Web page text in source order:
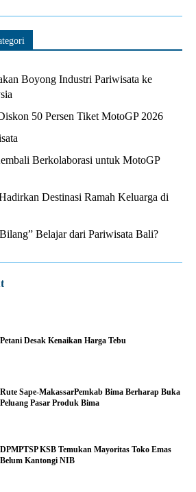
Boyong Industri Pariwisata ke
50 Persen Tiket MotoGP 2026
Berkolaborasi untuk MotoGP
Destinasi Ramah Keluarga di
Belajar dari Pariwisata Bali?
Petani Desak Kenaikan Harga Tebu
Rute Sape-MakassarPemkab Bima Berharap Buka
Peluang Pasar Produk Bima
DPMPTSP KSB Temukan Mayoritas Toko Emas
Belum Kantongi NIB